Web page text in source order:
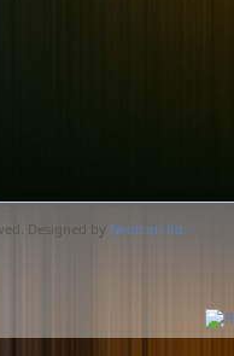
Designed by Neotron ltd.